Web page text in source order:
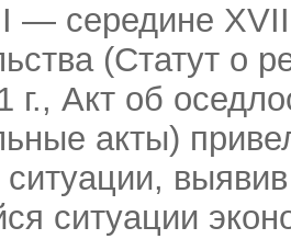
— середине
(Статут о
г., Акт об
акты)
ситуации